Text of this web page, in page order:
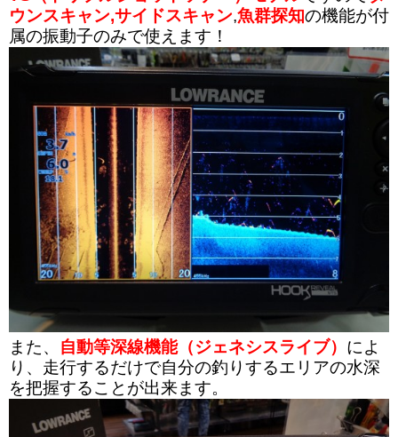
ウンスキャン,サイドスキャン,魚群探知の機能が付
属の振動子のみで使えます！
また、 自動等深線機能（ジェネシスライブ） によ
り、走行するだけで自分の釣りするエリアの水深
を把握することが出来ます。